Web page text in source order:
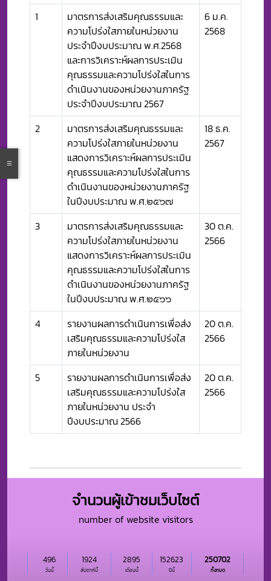
1
มาตรการส่งเสริมคุณธรรมและ
ความโปร่งใสภายในหน่วยงาน
ประจำปีงบประมาณ พ.ศ.2568
และการวิเคราะห์ผลการประเมิน
คุณธรรมและความโปร่งใสในการ
ดำเนินงานของหน่วยงานภาครัฐ
ประจำปีงบประมาณ 2567
6 ม.ค.
2568
2
มาตรการส่งเสริมคุณธรรมและ
ความโปร่งใสภายในหน่วยงาน
แสดงการวิเคราะห์ผลการประเมิน
คุณธรรมและความโปร่งใสในการ
ดำเนินงานของหน่วยงานภาครัฐ
ในปีงบประมาณ พ.ศ.๒๕๖๗
18 ธ.ค.
2567
3
มาตรการส่งเสริมคุณธรรมและ
ความโปร่งใสภายในหน่วยงาน
แสดงการวิเคราะห์ผลการประเมิน
คุณธรรมและความโปร่งใสในการ
ดำเนินงานของหน่วยงานภาครัฐ
ในปีงบประมาณ พ.ศ.๒๕๖๖
30 ต.ค.
2566
4
รายงานผลการดำเนินการเพื่อส่ง
เสริมคุณธรรมและความโปร่งใส
ภายในหน่วยงาน
20 ต.ค.
2566
5
รายงานผลการดำเนินการเพื่อส่ง
เสริมคุณธรรมและความโปร่งใส
ภายในหน่วยงาน ประจำ
ปีงบประมาณ 2566
20 ต.ค.
2566
จำนวนผู้เข้าชมเว็บไซต์
number of website visitors
วันนี้
496
สัปดาห์นี้
1924
เดือนนี้
2895
ปีนี้
152623
ทั้งหมด
250702